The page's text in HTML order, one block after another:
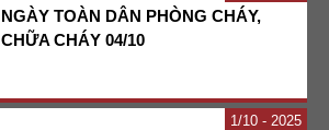
NGÀY TOÀN DÂN PHÒNG CHÁY,
CHỮA CHÁY 04/10
1 10 - 2025